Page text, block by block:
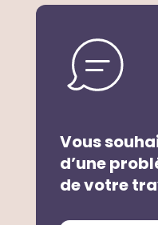
Vous
d’une
de votre